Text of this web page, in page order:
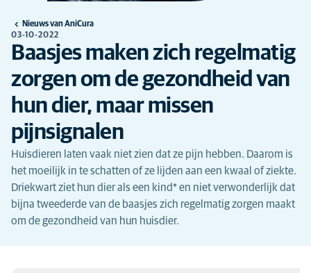
Nieuws van AniCura
03-10-2022
Baasjes maken zich regelmatig
zorgen om de gezondheid van
hun dier, maar missen
pijnsignalen
Huisdieren laten vaak niet zien dat ze pijn hebben. Daarom is
het moeilijk in te schatten of ze lijden aan een kwaal of ziekte.
Driekwart ziet hun dier als een kind* en niet verwonderlijk dat
bijna tweederde van de baasjes zich regelmatig zorgen maakt
om de gezondheid van hun huisdier.